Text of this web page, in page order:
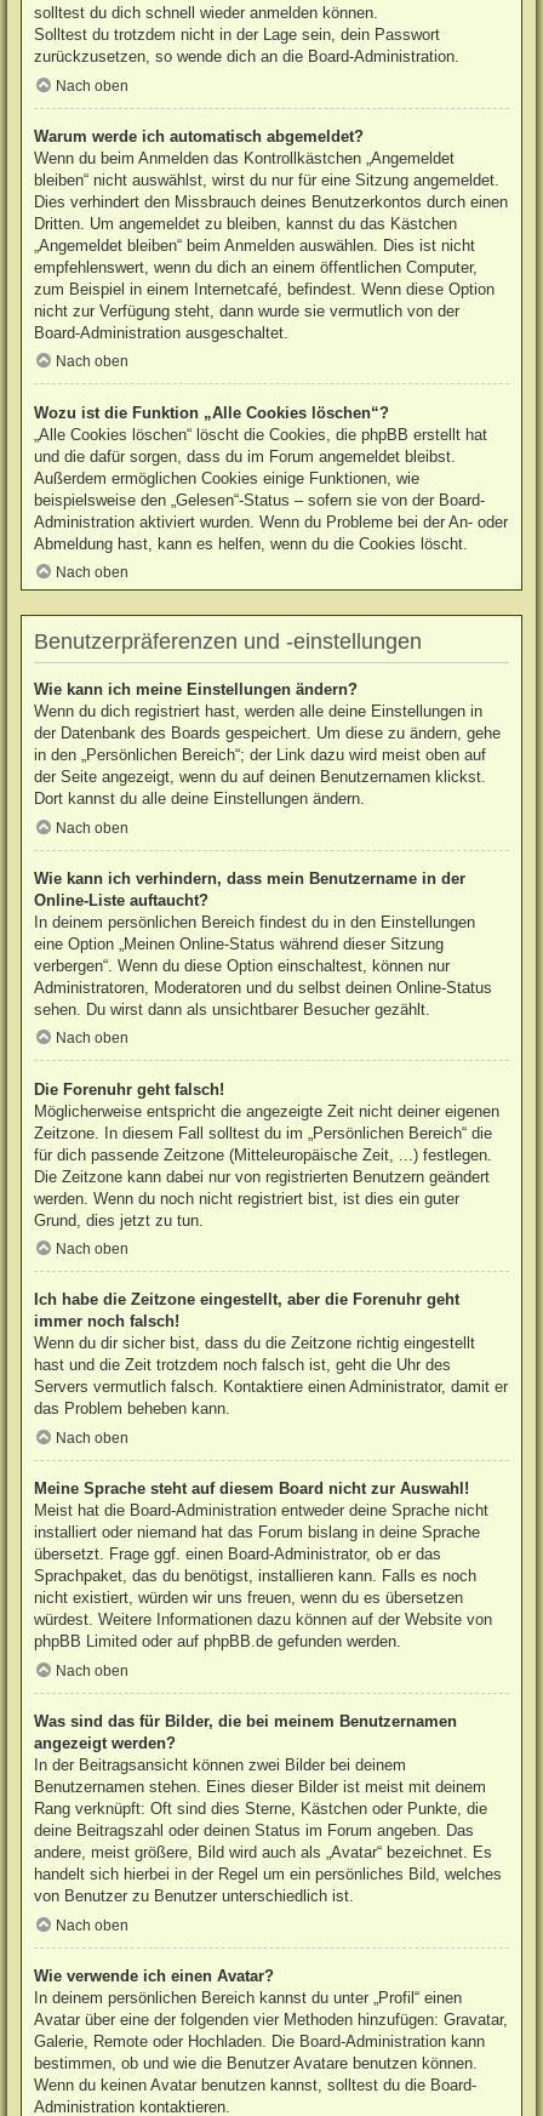
solltest du dich schnell wieder anmelden können.
Solltest du trotzdem nicht in der Lage sein, dein Passwort
zurückzusetzen, so wende dich an die Board-Administration.
Nach oben
Warum werde ich automatisch abgemeldet?
Wenn du beim Anmelden das Kontrollkästchen „Angemeldet
bleiben“ nicht auswählst, wirst du nur für eine Sitzung angemeldet.
Dies verhindert den Missbrauch deines Benutzerkontos durch einen
Dritten. Um angemeldet zu bleiben, kannst du das Kästchen
„Angemeldet bleiben“ beim Anmelden auswählen. Dies ist nicht
empfehlenswert, wenn du dich an einem öffentlichen Computer,
zum Beispiel in einem Internetcafé, befindest. Wenn diese Option
nicht zur Verfügung steht, dann wurde sie vermutlich von der
Board-Administration ausgeschaltet.
Nach oben
Wozu ist die Funktion „Alle Cookies löschen“?
„Alle Cookies löschen“ löscht die Cookies, die phpBB erstellt hat
und die dafür sorgen, dass du im Forum angemeldet bleibst.
Außerdem ermöglichen Cookies einige Funktionen, wie
beispielsweise den „Gelesen“-Status – sofern sie von der Board-
Administration aktiviert wurden. Wenn du Probleme bei der An- oder
Abmeldung hast, kann es helfen, wenn du die Cookies löscht.
Nach oben
Benutzerpräferenzen und -einstellungen
Wie kann ich meine Einstellungen ändern?
Wenn du dich registriert hast, werden alle deine Einstellungen in
der Datenbank des Boards gespeichert. Um diese zu ändern, gehe
in den „Persönlichen Bereich“; der Link dazu wird meist oben auf
der Seite angezeigt, wenn du auf deinen Benutzernamen klickst.
Dort kannst du alle deine Einstellungen ändern.
Nach oben
Wie kann ich verhindern, dass mein Benutzername in der
Online-Liste auftaucht?
In deinem persönlichen Bereich findest du in den Einstellungen
eine Option „Meinen Online-Status während dieser Sitzung
verbergen“. Wenn du diese Option einschaltest, können nur
Administratoren, Moderatoren und du selbst deinen Online-Status
sehen. Du wirst dann als unsichtbarer Besucher gezählt.
Nach oben
Die Forenuhr geht falsch!
Möglicherweise entspricht die angezeigte Zeit nicht deiner eigenen
Zeitzone. In diesem Fall solltest du im „Persönlichen Bereich“ die
für dich passende Zeitzone (Mitteleuropäische Zeit, ...) festlegen.
Die Zeitzone kann dabei nur von registrierten Benutzern geändert
werden. Wenn du noch nicht registriert bist, ist dies ein guter
Grund, dies jetzt zu tun.
Nach oben
Ich habe die Zeitzone eingestellt, aber die Forenuhr geht
immer noch falsch!
Wenn du dir sicher bist, dass du die Zeitzone richtig eingestellt
hast und die Zeit trotzdem noch falsch ist, geht die Uhr des
Servers vermutlich falsch. Kontaktiere einen Administrator, damit er
das Problem beheben kann.
Nach oben
Meine Sprache steht auf diesem Board nicht zur Auswahl!
Meist hat die Board-Administration entweder deine Sprache nicht
installiert oder niemand hat das Forum bislang in deine Sprache
übersetzt. Frage ggf. einen Board-Administrator, ob er das
Sprachpaket, das du benötigst, installieren kann. Falls es noch
nicht existiert, würden wir uns freuen, wenn du es übersetzen
würdest. Weitere Informationen dazu können auf der Website von
phpBB Limited oder aufphpBB.de gefunden werden.
Nach oben
Was sind das für Bilder, die bei meinem Benutzernamen
angezeigt werden?
In der Beitragsansicht können zwei Bilder bei deinem
Benutzernamen stehen. Eines dieser Bilder ist meist mit deinem
Rang verknüpft: Oft sind dies Sterne, Kästchen oder Punkte, die
deine Beitragszahl oder deinen Status im Forum angeben. Das
andere, meist größere, Bild wird auch als „Avatar“ bezeichnet. Es
handelt sich hierbei in der Regel um ein persönliches Bild, welches
von Benutzer zu Benutzer unterschiedlich ist.
Nach oben
Wie verwende ich einen Avatar?
In deinem persönlichen Bereich kannst du unter „Profil“ einen
Avatar über eine der folgenden vier Methoden hinzufügen: Gravatar,
Galerie, Remote oder Hochladen. Die Board-Administration kann
bestimmen, ob und wie die Benutzer Avatare benutzen können.
Wenn du keinen Avatar benutzen kannst, solltest du die Board-
Administration kontaktieren.